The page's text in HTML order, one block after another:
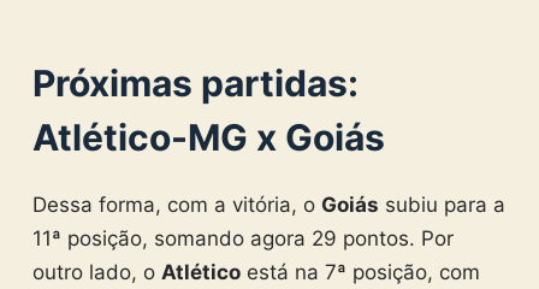
Próximas partidas:
Atlético-MG x Goiás
Dessa forma, com a vitória, o Goiás subiu para a
11ª posição, somando agora 29 pontos. Por
outro lado, o Atléticoestá na 7ª posição, com